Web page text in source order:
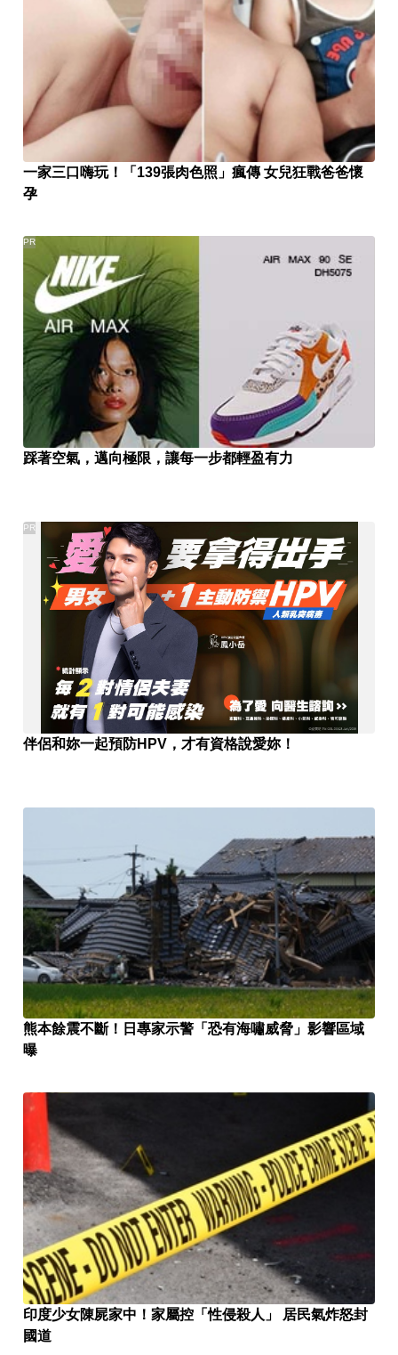
一家三口嗨玩！「139張肉色照」瘋傳 女兒狂戰爸爸懷
孕
踩著空氣，邁向極限，讓每一步都輕盈有力
PR
伴侶和妳一起預防HPV，才有資格說愛妳！
PR
熊本餘震不斷！日專家示警「恐有海嘯威脅」影響區域
曝
印度少女陳屍家中！家屬控「性侵殺人」 居民氣炸怒封
國道